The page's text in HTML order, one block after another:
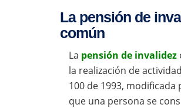
La pensión de
común
La pensión de invalidez
la realización de
100 de 1993, modificada
que una persona se